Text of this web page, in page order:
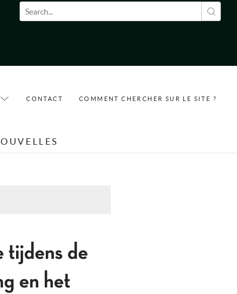
Formulaire de recherche
CONTACT COMMENT CHERCHER SUR LE SITE ?
tijdens de
en het